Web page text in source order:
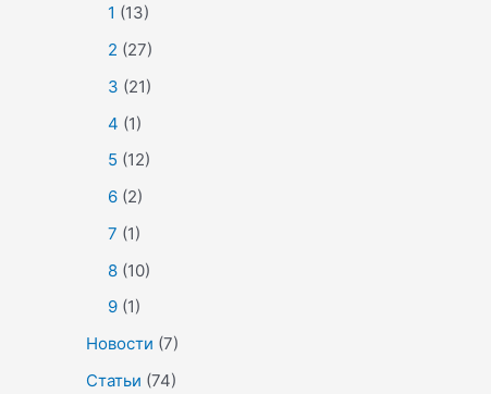
1 (13)
2 (27)
3 (21)
4 (1)
5 (12)
6 (2)
7 (1)
8 (10)
9 (1)
Новости (7)
Статьи (74)